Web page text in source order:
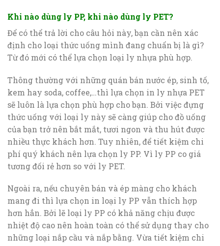
Khi nào dùng ly PP, khi nào dùng ly PET?
Để có thể trả lời cho câu hỏi này, bạn cần nên xác
định cho loại thức uống mình đang chuẩn bị là gì?
Từ đó mới có thể lựa chọn loại ly nhựa phù hợp.
Thông thường với những quán bán nước ép, sinh tố,
kem hay soda, coffee,…thì lựa chọn in ly nhựa PET
sẽ luôn là lựa chọn phù hợp cho bạn. Bởi việc đựng
thức uống với loại ly này sẽ càng giúp cho đồ uống
của bạn trở nên bắt mắt, tươi ngon và thu hút được
nhiều thực khách hơn. Tuy nhiên, để tiết kiệm chi
phí quý khách nên lựa chọn ly PP. Vì ly PP co giá
tương đối rẻ hơn so với ly PET.
Ngoài ra, nếu chuyên bán và ép màng cho khách
mang đi thì lựa chọn in loại ly PP vẫn thích hợp
hơn hẳn. Bởi lẽ loại ly PP có khả năng chịu được
nhiệt độ cao nên hoàn toàn có thể sử dụng thay cho
những loại nắp cầu và nắp bằng. Vừa tiết kiệm chi